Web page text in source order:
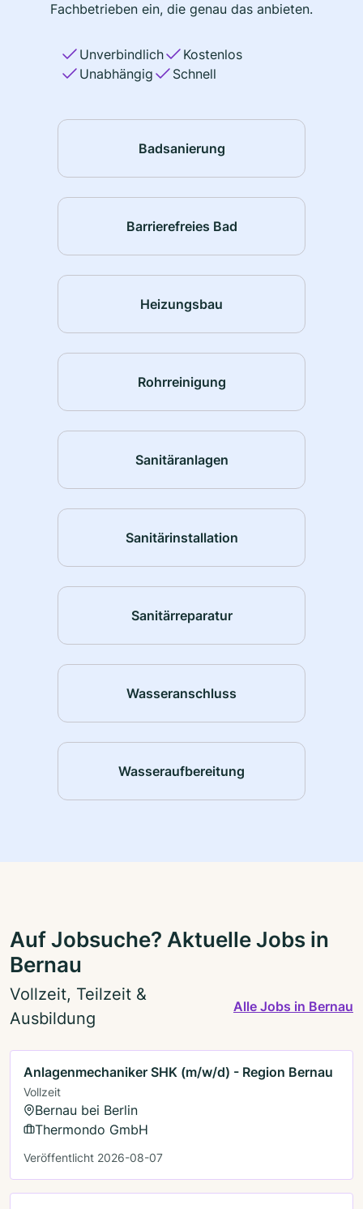
Fachbetrieben ein, die genau das anbieten.
Unverbindlich
Kostenlos
Unabhängig
Schnell
Badsanierung
Barrierefreies Bad
Heizungsbau
Rohrreinigung
Sanitäranlagen
Sanitärinstallation
Sanitärreparatur
Wasseranschluss
Wasseraufbereitung
Auf Jobsuche? Aktuelle Jobs in
Bernau
Vollzeit, Teilzeit &
Ausbildung
Alle Jobs in Bernau
Anlagenmechaniker SHK (m/w/d) - Region Bernau
Vollzeit
Bernau bei Berlin
Thermondo GmbH
Veröffentlicht 2026-08-07